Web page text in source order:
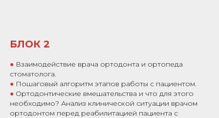
БЛОК 2
● Взаимодействие врача ортодонта и ортопеда
стоматолога.
● Пошаговый алгоритм этапов работы с пациентом.
● Ортодонтические вмешательства и что для этого
необходимо? Анализ клинической ситуации врачом
ортодонтом перед реабилитацией пациента с